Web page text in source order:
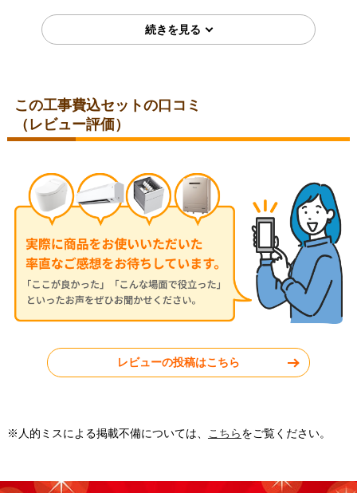
福岡県久留米市
LIXIL トイレ TSET-AZ8-IVO-1
LIXIL トイレ TSET-AZ11-WHI-
0-R
福岡県大野城市
工事実績をもっと見る
この工事費込セットの口コミ
（レビュー評価）
レビューの投稿はこちら
※人的ミスによる掲載不備については、 こちらをご覧ください。